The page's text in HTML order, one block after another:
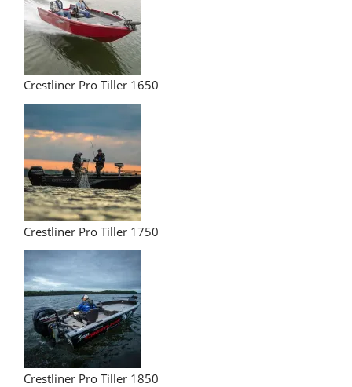
Crestliner Pro Tiller 1650
Crestliner Pro Tiller 1750
Crestliner Pro Tiller 1850